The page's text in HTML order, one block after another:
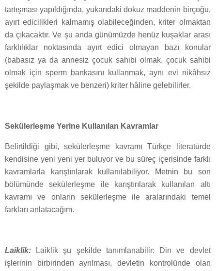
tartışması yapıldığında, yukarıdaki dokuz maddenin birçoğu,
ayırt edicilikleri kalmamış olabileceğinden, kriter olmaktan
da çıkacaktır. Ve şu anda günümüzde henüz kuşaklar arası
farklılıklar noktasında ayırt edici olmayan bazı konular
(babasız ya da annesiz çocuk sahibi olmak, çocuk sahibi
olmak için sperm bankasını kullanmak, aynı evi nikâhsız
şekilde paylaşmak ve benzeri) kriter hâline gelebilirler.
Sekülerleşme Yerine Kullanılan Kavramlar
Belirtildiği gibi, sekülerleşme kavramı Türkçe literatürde
kendisine yeni yeni yer buluyor ve bu süreç içerisinde farklı
kavramlarla karıştırılarak kullanılabiliyor. Metnin bu son
bölümünde sekülerleşme ile karıştırılarak kullanılan altı
kavramı ve onların sekülerleşme ile aralarındaki temel
farkları anlatacağım.
Laiklik: Laiklik şu şekilde tanımlanabilir: Din ve devlet
işlerinin birbirinden ayrılması, devletin kontrolünde olan